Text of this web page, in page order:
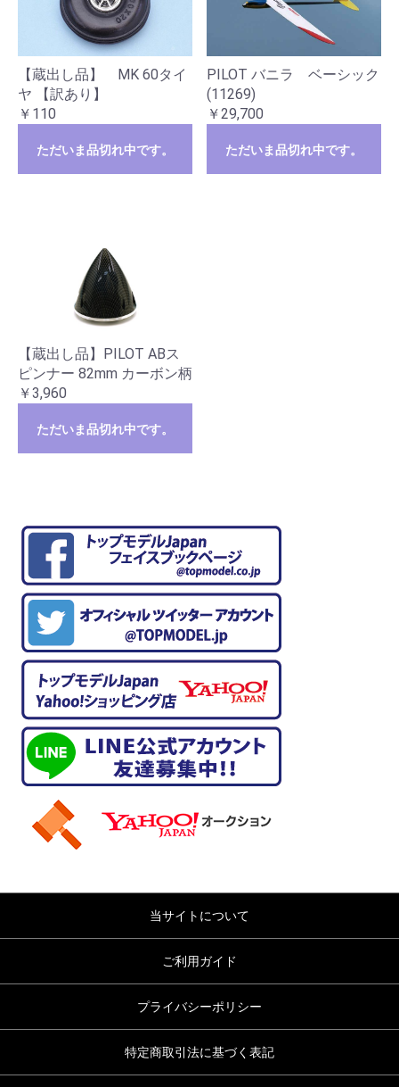
【蔵出し品】 MK 60タイ
ヤ 【訳あり】
￥110
ただいま品切れ中です。
PILOT バニラ ベーシック
(11269)
￥29,700
ただいま品切れ中です。
【蔵出し品】PILOT ABス
ピンナー 82mm カーボン柄
￥3,960
ただいま品切れ中です。
当サイトについて
ご利用ガイド
プライバシーポリシー
特定商取引法に基づく表記